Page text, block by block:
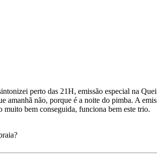
perto das 21H, emissão especial na
amanhã não, porque é a noite do pimba. A
bem conseguida, funciona bem este trio.